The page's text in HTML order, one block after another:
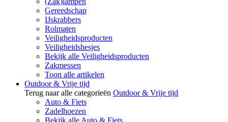
Gereedschap
IJskrabbers
Rolmaten
Veiligheidsproducten
Veiligheidshesjes
Bekijk alle Veiligheidsproducten
Zakmessen
Toon alle artikelen
Outdoor & Vrije tijd
Terug naar alle categorieën Outdoor & Vrije tijd
Auto & Fiets
Zadelhoezen
Bekijk alle Auto & Fiets